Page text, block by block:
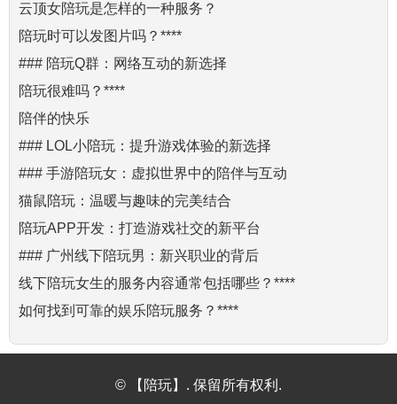
云顶女陪玩是怎样的一种服务？
陪玩时可以发图片吗？****
### 陪玩Q群：网络互动的新选择
陪玩很难吗？****
陪伴的快乐
### LOL小陪玩：提升游戏体验的新选择
### 手游陪玩女：虚拟世界中的陪伴与互动
猫鼠陪玩：温暖与趣味的完美结合
陪玩APP开发：打造游戏社交的新平台
### 广州线下陪玩男：新兴职业的背后
线下陪玩女生的服务内容通常包括哪些？****
如何找到可靠的娱乐陪玩服务？****
© 【陪玩】. 保留所有权利.